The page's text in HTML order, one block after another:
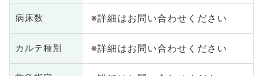
病床数 ※詳細はお問い合わせください
カルテ種別 ※詳細はお問い合わせください